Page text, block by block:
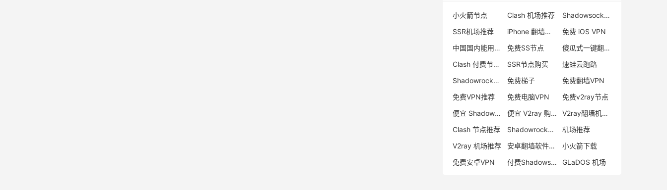
小火箭节点 Clash 机场推荐
Shadowsocks 付费节点
SSR机场推荐
iPhone 翻墙代理软件
免费 iOS VPN
中国国内能用的翻墙VPN推荐
免费SS节点
傻瓜式一键翻墙VPN客户端
Clash 付费节点购买
SSR节点购买
速蛙云跑路
Shadowrocket 地址
免费梯子
免费翻墙VPN
免费VPN推荐
免费电脑VPN
免费v2ray节点
便宜 Shadowsocks 购买
便宜 V2ray 购买
V2ray翻墙机场推荐
Clash 节点推荐
Shadowrocket 付费节点
机场推荐
V2ray 机场推荐
安卓翻墙软件下载
小火箭下载
免费安卓VPN
付费Shadowsocks推荐 GLaDOS 机场